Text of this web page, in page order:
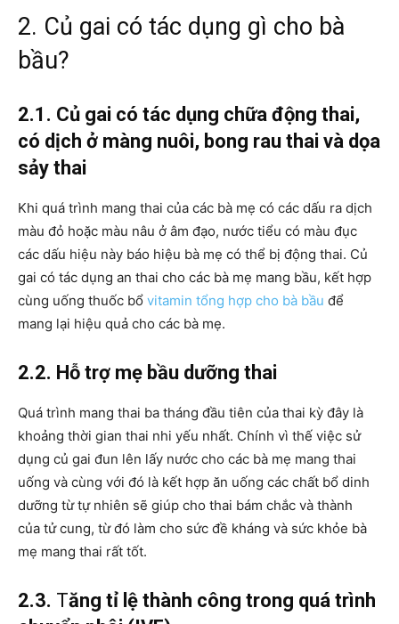
2. Củ gai có tác dụng gì cho bà
bầu?
2.1. Củ gai có tác dụng chữa động thai,
có dịch ở màng nuôi, bong rau thai và dọa
sảy thai
Khi quá trình mang thai của các bà mẹ có các dấu ra dịch
màu đỏ hoặc màu nâu ở âm đạo, nước tiểu có màu đục
các dấu hiệu này báo hiệu bà mẹ có thể bị động thai. Củ
gai có tác dụng an thai cho các bà mẹ mang bầu, kết hợp
cùng uống thuốc bổ vitamin tổng hợp cho bà bầu để
mang lại hiệu quả cho các bà mẹ.
2.2. Hỗ trợ mẹ bầu dưỡng thai
Quá trình mang thai ba tháng đầu tiên của thai kỳ đây là
khoảng thời gian thai nhi yếu nhất. Chính vì thế việc sử
dụng củ gai đun lên lấy nước cho các bà mẹ mang thai
uống và cùng với đó là kết hợp ăn uống các chất bổ dinh
dưỡng từ tự nhiên sẽ giúp cho thai bám chắc và thành
của tử cung, từ đó làm cho sức đề kháng và sức khỏe bà
mẹ mang thai rất tốt.
2.3. Tăng tỉ lệ thành công trong quá trình